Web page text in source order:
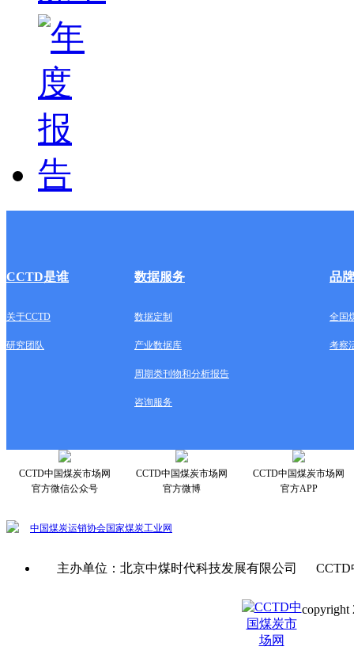
CCTD是谁 数据服务 品
关于CCTD 数据定制 全国
研究团队 产业数据库 考察
周期类刊物和分析报告
咨询服务
CCTD中国煤炭市场网
官方微信公众号
CCTD中国煤炭市场网
官方微博
CCTD中国煤炭市场网
官方APP
中国煤炭运销协会国家煤炭工业网
主办单位：北京中煤时代科技发展有限公司
copyright